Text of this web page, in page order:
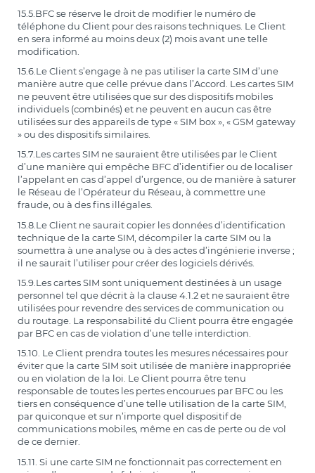
15.5.BFC se réserve le droit de modifier le numéro de
téléphone du Client pour des raisons techniques. Le Client
en sera informé au moins deux (2) mois avant une telle
modification.
15.6.Le Client s’engage à ne pas utiliser la carte SIM d’une
manière autre que celle prévue dans l’Accord. Les cartes SIM
ne peuvent être utilisées que sur des dispositifs mobiles
individuels (combinés) et ne peuvent en aucun cas être
utilisées sur des appareils de type « SIM box », « GSM gateway
» ou des dispositifs similaires.
15.7.Les cartes SIM ne sauraient être utilisées par le Client
d’une manière qui empêche BFC d’identifier ou de localiser
l’appelant en cas d’appel d’urgence, ou de manière à saturer
le Réseau de l’Opérateur du Réseau, à commettre une
fraude, ou à des fins illégales.
15.8.Le Client ne saurait copier les données d’identification
technique de la carte SIM, décompiler la carte SIM ou la
soumettra à une analyse ou à des actes d’ingénierie inverse ;
il ne saurait l’utiliser pour créer des logiciels dérivés.
15.9.Les cartes SIM sont uniquement destinées à un usage
personnel tel que décrit à la clause 4.1.2 et ne sauraient être
utilisées pour revendre des services de communication ou
du routage. La responsabilité du Client pourra être engagée
par BFC en cas de violation d’une telle interdiction.
15.10. Le Client prendra toutes les mesures nécessaires pour
éviter que la carte SIM soit utilisée de manière inappropriée
ou en violation de la loi. Le Client pourra être tenu
responsable de toutes les pertes encourues par BFC ou les
tiers en conséquence d’une telle utilisation de la carte SIM,
par quiconque et sur n’importe quel dispositif de
communications mobiles, même en cas de perte ou de vol
de ce dernier.
15.11. Si une carte SIM ne fonctionnait pas correctement en